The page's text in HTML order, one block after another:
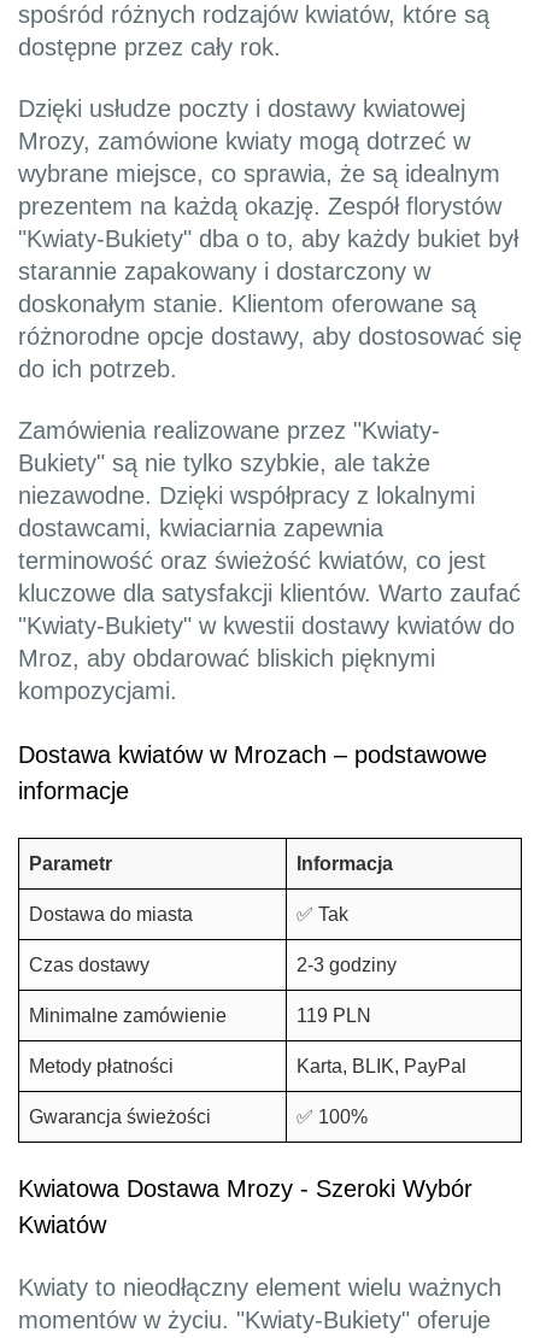
spośród różnych rodzajów kwiatów, które są
dostępne przez cały rok.
Dzięki usłudze poczty i dostawy kwiatowej
Mrozy, zamówione kwiaty mogą dotrzeć w
wybrane miejsce, co sprawia, że są idealnym
prezentem na każdą okazję. Zespół florystów
"Kwiaty-Bukiety" dba o to, aby każdy bukiet był
starannie zapakowany i dostarczony w
doskonałym stanie. Klientom oferowane są
różnorodne opcje dostawy, aby dostosować się
do ich potrzeb.
Zamówienia realizowane przez "Kwiaty-
Bukiety" są nie tylko szybkie, ale także
niezawodne. Dzięki współpracy z lokalnymi
dostawcami, kwiaciarnia zapewnia
terminowość oraz świeżość kwiatów, co jest
kluczowe dla satysfakcji klientów. Warto zaufać
"Kwiaty-Bukiety" w kwestii dostawy kwiatów do
Mroz, aby obdarować bliskich pięknymi
kompozycjami.
Dostawa kwiatów w Mrozach – podstawowe
informacje
Parametr Informacja
Dostawa do miasta ✅ Tak
Czas dostawy 2-3 godziny
Minimalne zamówienie 119 PLN
Metody płatności Karta, BLIK, PayPal
Gwarancja świeżości ✅ 100%
Kwiatowa Dostawa Mrozy - Szeroki Wybór
Kwiatów
Kwiaty to nieodłączny element wielu ważnych
momentów w życiu. "Kwiaty-Bukiety" oferuje